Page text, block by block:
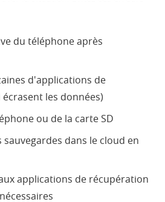
du téléphone après
d'applications de
les données)
ou de la carte SD
sauvegardes dans le cloud en
applications de récupération